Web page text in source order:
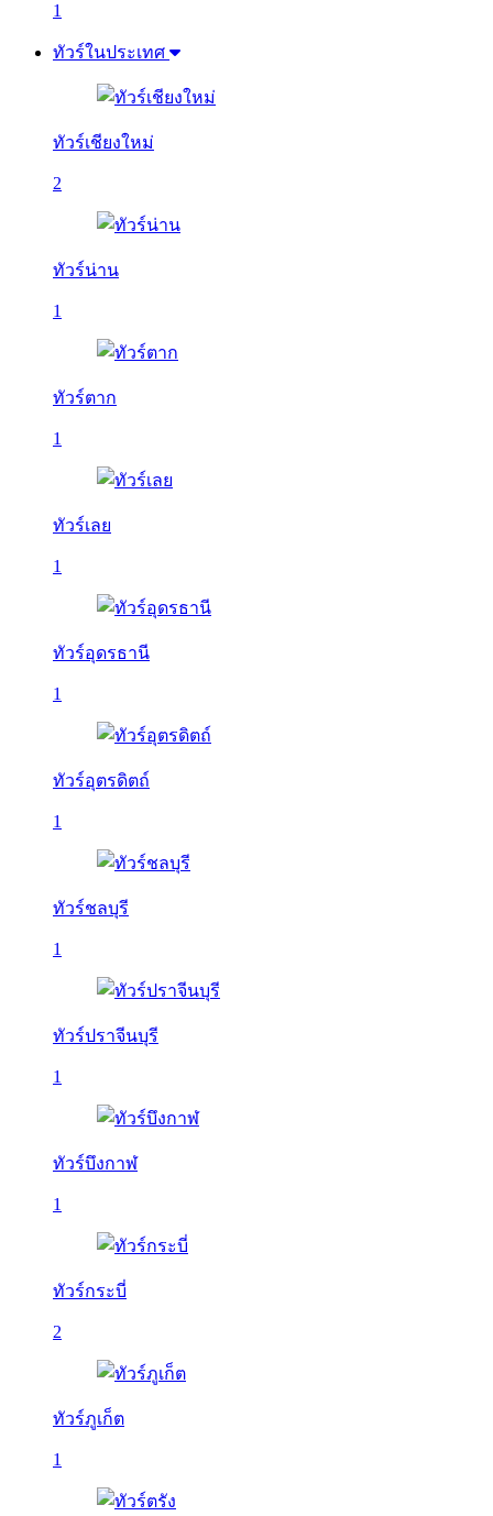
1
ทัวร์ในประเทศ
ทัวร์เชียงใหม่
2
ทัวร์น่าน
1
ทัวร์ตาก
1
ทัวร์เลย
1
ทัวร์อุดรธานี
1
ทัวร์อุตรดิตถ์
1
ทัวร์ชลบุรี
1
ทัวร์ปราจีนบุรี
1
ทัวร์บึงกาฬ
1
ทัวร์กระบี่
2
ทัวร์ภูเก็ต
1